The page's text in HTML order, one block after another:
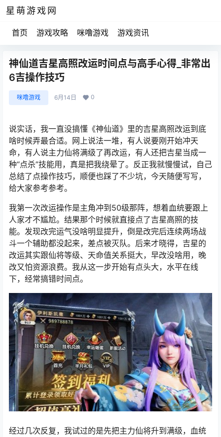
星萌游戏网
首页 游戏攻略 咪噜游戏 游戏资讯
神仙道吉星高照改运时间点与高手心得_非常出
6吉操作技巧
咪噜游戏 6月14日 0
说实话，我一直没搞懂《神仙道》里的吉星高照改运到底
啥时候弄最合适。网上说法一堆，有人说要刚开始冲天
命，有人说主力仙将满级了再改运，有人还把吉星当成一
种“点杀”技能用，真是把我绕晕了。反正我就慢慢试，自己
总结了点操作技巧，顺便也踩了不少坑，今天随便写写，
给大家参考参考。
我第一次改运操作是主角冲到50级那阵，想着血统要跟上
人家才不尴尬。结果那个时候就直接点了吉星高照的技
能。发现改完运气没啥明显提升，倒是改完后连续两场战
斗一个辅助都没起来，差点被灭队。后来才晓得，吉星的
改运其实跟仙将等级、天命值关系挺大，早改没啥用，晚
改又怕资源浪费。我从这一步开始有点头大，水平在线
下，经常搞错时间点。
经过几次反复，我试过的是先把主力仙将升到满级，血统